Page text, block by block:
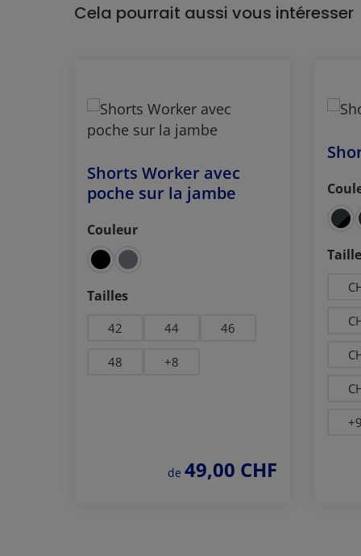
Cela pourrait aussi vous intéresser
Shorts Worker avec
poche sur la jambe
Sélectionnez
Couleur
Sélectionnez
Tailles
42 44 46
48 +8
prix régulier :
de 49,00 CHF
+